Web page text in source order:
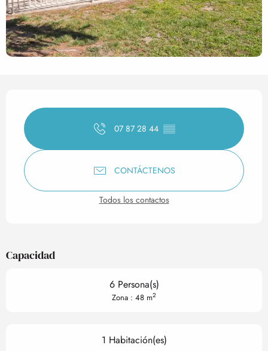
Horarios y datos de
07 87 28 44 ▒▒
CONTÁCTENOS
Todos los contactos
Capacidad
6 Persona(s)
Zona : 48 m2
1 Habitación(es)